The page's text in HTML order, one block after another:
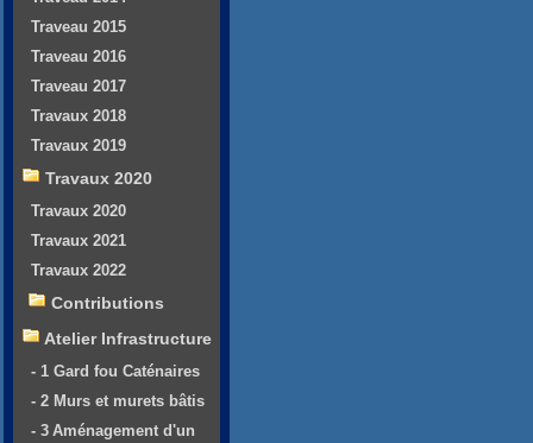
Traveau 2015
Traveau 2016
Traveau 2017
Travaux 2018
Travaux 2019
Travaux 2020
Travaux 2020
Travaux 2021
Travaux 2022
Contributions
Atelier Infrastructure
- 1 Gard fou Caténaires
- 2 Murs et murets bâtis
- 3 Aménagement d'un